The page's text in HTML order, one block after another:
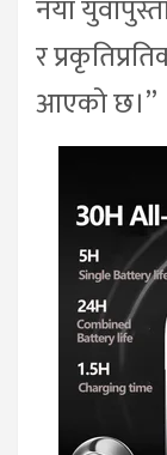
नयाँ
र
आएको छ।”